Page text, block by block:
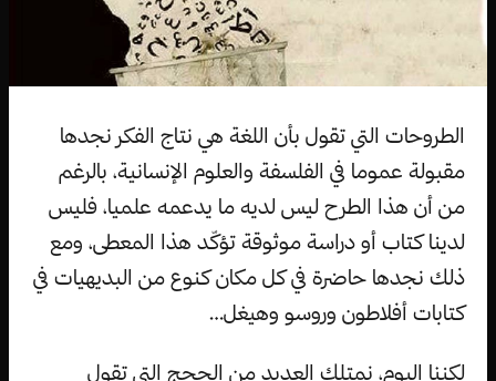
الطروحات التي تقول بأن اللغة هي نتاج الفكر نجدها
مقبولة عموما في الفلسفة والعلوم الإنسانية، بالرغم
من أن هذا الطرح ليس لديه ما يدعمه علميا، فليس
لدينا كتاب أو دراسة موثوقة تؤكّد هذا المعطى، ومع
ذلك نجدها حاضرة في كل مكان كنوع من البديهيات في
كتابات أفلاطون وروسو وهيغل…
لكننا اليوم، نمتلك العديد من الحجج التي تقول